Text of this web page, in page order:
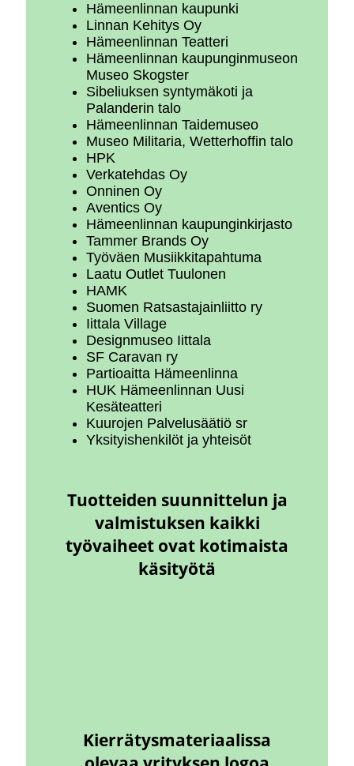
Hämeenlinnan kaupunki
Linnan Kehitys Oy
Hämeenlinnan Teatteri
Hämeenlinnan kaupunginmuseon
Museo Skogster
Sibeliuksen syntymäkoti ja
Palanderin talo
Hämeenlinnan Taidemuseo
Museo Militaria, Wetterhoffin talo
HPK
Verkatehdas Oy
Onninen Oy
Aventics Oy
Hämeenlinnan kaupunginkirjasto
Tammer Brands Oy
Työväen Musiikkitapahtuma
Laatu Outlet Tuulonen
HAMK
Suomen Ratsastajainliitto ry
Iittala Village
Designmuseo Iittala
SF Caravan ry
Partioaitta Hämeenlinna
HUK Hämeenlinnan Uusi
Kesäteatteri
Kuurojen Palvelusäätiö sr
Yksityishenkilöt ja yhteisöt
Tuotteiden suunnittelun ja
valmistuksen kaikki
työvaiheet ovat kotimaista
käsityötä
Kierrätysmateriaalissa